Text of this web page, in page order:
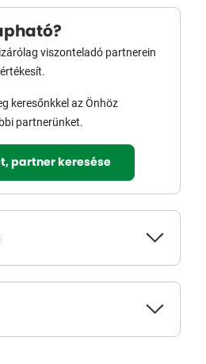
viszonteladó partnerein
keresőnkkel az Önhöz
partnerünket.
partner keresése